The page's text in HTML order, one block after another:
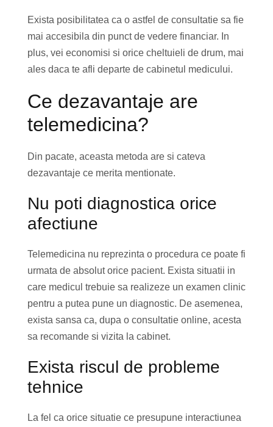
Exista posibilitatea ca o astfel de consultatie sa fie
mai accesibila din punct de vedere financiar. In
plus, vei economisi si orice cheltuieli de drum, mai
ales daca te afli departe de cabinetul medicului.
Ce dezavantaje are
telemedicina?
Din pacate, aceasta metoda are si cateva
dezavantaje ce merita mentionate.
Nu poti diagnostica orice
afectiune
Telemedicina nu reprezinta o procedura ce poate fi
urmata de absolut orice pacient. Exista situatii in
care medicul trebuie sa realizeze un examen clinic
pentru a putea pune un diagnostic. De asemenea,
exista sansa ca, dupa o consultatie online, acesta
sa recomande si vizita la cabinet.
Exista riscul de probleme
tehnice
La fel ca orice situatie ce presupune interactiunea